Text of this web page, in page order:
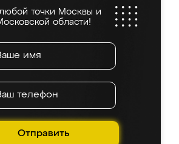
точки Москвы и
области!
Отправить